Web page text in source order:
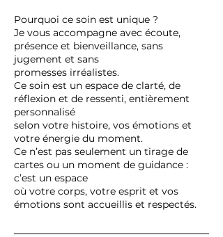
Pourquoi ce soin est unique ?
Je vous accompagne avec écoute,
présence et bienveillance, sans
jugement et sans
promesses irréalistes.
Ce soin est un espace de clarté, de
réflexion et de ressenti, entièrement
personnalisé
selon votre histoire, vos émotions et
votre énergie du moment.
Ce n’est pas seulement un tirage de
cartes ou un moment de guidance :
c’est un espace
où votre corps, votre esprit et vos
émotions sont accueillis et respectés.